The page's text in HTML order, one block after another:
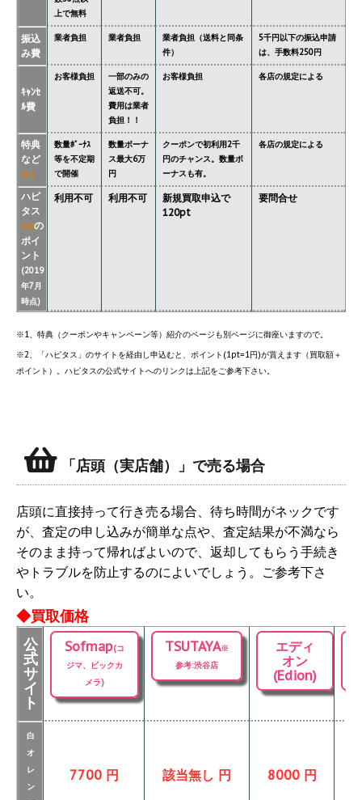
上で無料
振込
み費
業者負担 業者負担
業者負担（送料と同条
件）
5千円以下の振込申請
は、手数料250円
ｷｬﾝｾ
ﾙ費
お客様負担
一部のみの
返送不可。
費用は業者
負担！！
お客様負担 各店の規定による
特典
など
※1
数量ﾎﾞｰﾅｽ
等を不定期
で開催
数量ボーナ
ス最大6万
円
クーポンで初利用2千
円のチャンス。数量ボ
ーナスも有。
各店の規定による
ハピ
タス
※2の
ポイ
ント
(2019
年7月
時点)
利用不可 利用不可
新規買取申込で
120pt
要問合せ
※1、特典（クーポンやキャンペーン等）紹介のページも別ページに御座いますので。
※2、「ハピタス」のサイトを経由し申込むと、ポイント(1pt=1円)が貰えます（買取額＋
ポイント）。ハピタスの公式サイトへのリンクは上記をご参考下さい。
「店頭（実店舗）」で売る場合
店頭に直接持って行き売る場合、待ち時間がネックです
が、査定の申し込みが簡単な点や、査定結果が不満なら
そのまま持って帰ればよいので、返却してもらう手続き
やトラブルを防止するのによいでしょう。ご参考下さ
い。
◆買取価格
公
式
サ
イ
ト
Sofmap(コ
ジマ、ビックカ
メラ)
TSUTAYA※
参考:渋谷店
エディ
オン
(Edion)
白
オ
レ
ン
7700 円 該当無し 円 8000 円